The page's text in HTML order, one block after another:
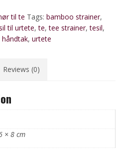
til te Tags: bamboo strainer,
til urtete,te,tee strainer,tesil,
, urtete
Reviews (0)
× 8 cm